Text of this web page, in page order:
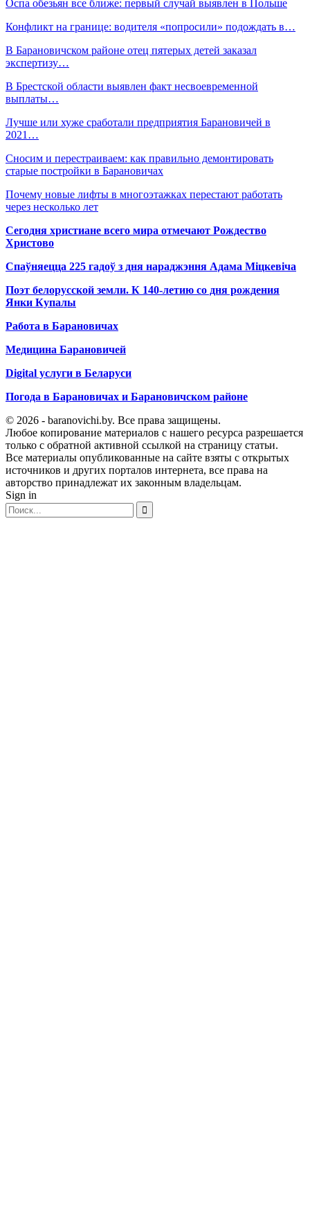
Оспа обезьян все ближе: первый случай выявлен в Польше
Конфликт на границе: водителя «попросили» подождать в…
В Барановичском районе отец пятерых детей заказал
экспертизу…
В Брестской области выявлен факт несвоевременной
выплаты…
Лучше или хуже сработали предприятия Барановичей в
2021…
Сносим и перестраиваем: как правильно демонтировать
старые постройки в Барановичах
Почему новые лифты в многоэтажках перестают работать
через несколько лет
Сегодня христиане всего мира отмечают Рождество
Христово
Спаўняецца 225 гадоў з дня нараджэння Адама Міцкевіча
Поэт белорусской земли. К 140-летию со дня рождения
Янки Купалы
Работа в Барановичах
Медицина Барановичей
Digital услуги в Беларуси
Погода в Барановичах и Барановичском районе
© 2026 - baranovichi.by. Все права защищены.
Любое копирование материалов с нашего ресурса разрешается
только с обратной активной ссылкой на страницу статьи.
Все материалы опубликованные на сайте взяты с открытых
источников и других порталов интернета, все права на
авторство принадлежат их законным владельцам.
Sign in